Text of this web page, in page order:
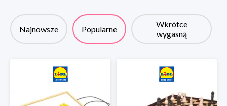
Najnowsze Popularne
Wkrótce
wygasną